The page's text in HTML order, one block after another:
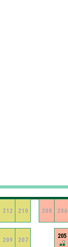
205
206
207
208
209
210
212